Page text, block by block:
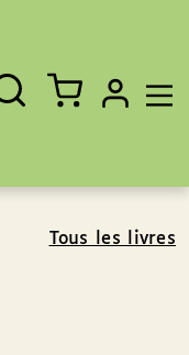
Tous les livres